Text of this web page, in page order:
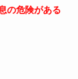
の危険がある